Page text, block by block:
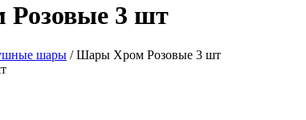
3 шт
шары / Шары Хром Розовые 3 шт